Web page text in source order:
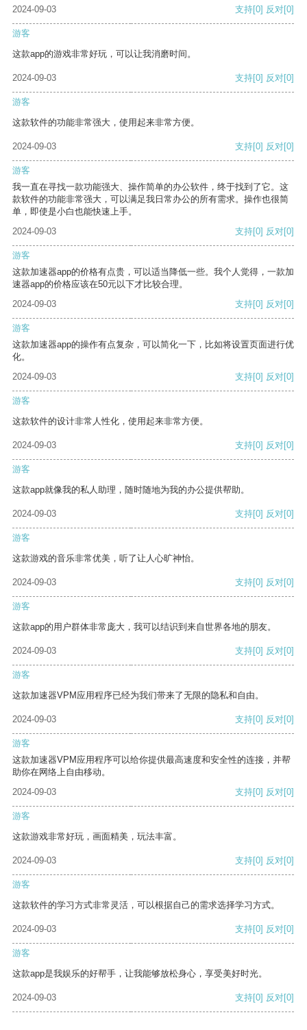
2024-09-03 支持[0] 反对[0]
游客
这款app的游戏非常好玩，可以让我消磨时间。
2024-09-03 支持[0] 反对[0]
游客
这款软件的功能非常强大，使用起来非常方便。
2024-09-03 支持[0] 反对[0]
游客
我一直在寻找一款功能强大、操作简单的办公软件，终于找到了它。这
款软件的功能非常强大，可以满足我日常办公的所有需求。操作也很简
单，即使是小白也能快速上手。
2024-09-03
支持[0] 反对[0]
游客
这款加速器app的价格有点贵，可以适当降低一些。我个人觉得，一款加
速器app的价格应该在50元以下才比较合理。
2024-09-03
支持[0] 反对[0]
游客
这款加速器app的操作有点复杂，可以简化一下，比如将设置页面进行优
化。
2024-09-03
支持[0] 反对[0]
游客
这款软件的设计非常人性化，使用起来非常方便。
2024-09-03 支持[0] 反对[0]
游客
这款app就像我的私人助理，随时随地为我的办公提供帮助。
2024-09-03 支持[0] 反对[0]
游客
这款游戏的音乐非常优美，听了让人心旷神怡。
2024-09-03 支持[0] 反对[0]
游客
这款app的用户群体非常庞大，我可以结识到来自世界各地的朋友。
2024-09-03 支持[0] 反对[0]
游客
这款加速器VPM应用程序已经为我们带来了无限的隐私和自由。
2024-09-03 支持[0] 反对[0]
游客
这款加速器VPM应用程序可以给你提供最高速度和安全性的连接，并帮
助你在网络上自由移动。
2024-09-03
支持[0] 反对[0]
游客
这款游戏非常好玩，画面精美，玩法丰富。
2024-09-03 支持[0] 反对[0]
游客
这款软件的学习方式非常灵活，可以根据自己的需求选择学习方式。
2024-09-03 支持[0] 反对[0]
游客
这款app是我娱乐的好帮手，让我能够放松身心，享受美好时光。
2024-09-03 支持[0] 反对[0]